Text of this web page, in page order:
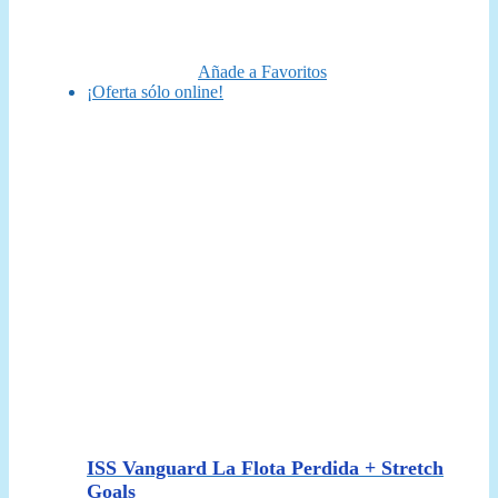
Añade a Favoritos
¡Oferta sólo online!
ISS Vanguard La Flota Perdida + Stretch
Goals